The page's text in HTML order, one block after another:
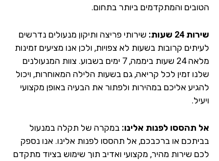
הטובים והמתקדמים ביותר בתחום.
שירות 24 שעות:
שירותי פריצה ותיקון מנעולים נדרשים
לעיתים קרובות בשעות לא צפויות, ולכן אנו מציעים זמינות
מלאה 24 שעות ביממה, 7 ימים בשבוע. צוות המנעולנים
שלנו זמין לכל קריאה, גם בשעות הלילה המאוחרות, ויכול
להגיע אליכם במהירות ולפתור את הבעיה באופן מקצועי
ויעיל.
אל תהססו לפנות אלינו: במקרה של תקלה במנעול
בביתכם או ברכבכם, אל תהססו לפנות אלינו. אנו נספק
לכם שירות מהיר, מקצועי ואדיב תוך שימוש בציוד מתקדם